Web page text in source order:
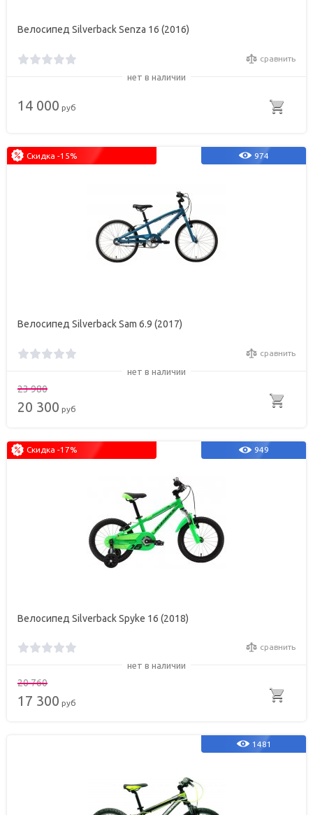
Велосипед Silverback Senza 16 (2016)
сравнить
нет в наличии
14 000 руб
974
Скидка -15%
Велосипед Silverback Sam 6.9 (2017)
сравнить
нет в наличии
23 980
20 300 руб
949
Скидка -17%
Велосипед Silverback Spyke 16 (2018)
сравнить
нет в наличии
20 760
17 300 руб
1481